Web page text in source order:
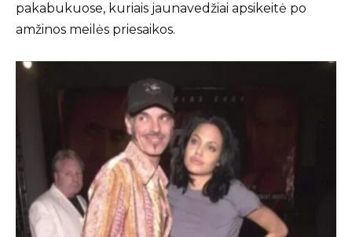
pakabukuose, kuriais jaunavedžiai apsikeitė po
amžinos meilės priesaikos.